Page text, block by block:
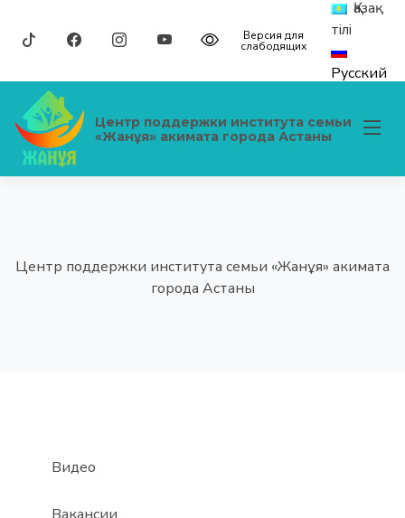
Версия для
слабодящих
Қазақ
тілі
Русский
Центр поддержки института семьи
«Жанұя» акимата города Астаны
Центр поддержки института семьи «Жанұя» акимата
города Астаны
Видео